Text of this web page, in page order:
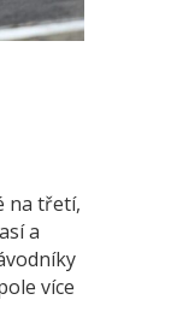
na třetí,
a
více